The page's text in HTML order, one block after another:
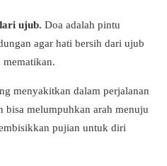
ujub. Doa adalah pintu
agar hati bersih dari ujub
menyakitkan dalam perjalanan
melumpuhkan arah menuju
pujian untuk diri